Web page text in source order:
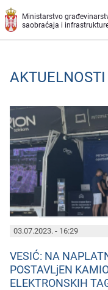
Preskoči na glavni deo
Ministarstvo
saobraćaja i
AKTUELNOSTI
03.07.2023. - 16:29
VESIĆ: NA
POSTAVLjEN
ELEKTRONSKIH
PAGES